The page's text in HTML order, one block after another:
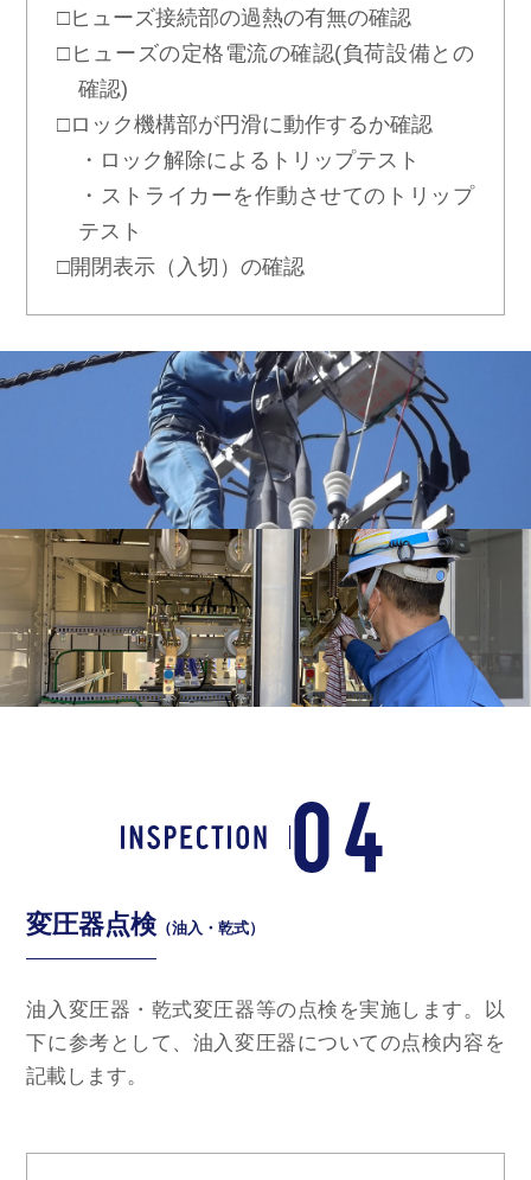
□ヒューズ接続部の過熱の有無の確認
□ヒューズの定格電流の確認(負荷設備との
確認)
□ロック機構部が円滑に動作するか確認
・ロック解除によるトリップテスト
・ストライカーを作動させてのトリップ
テスト
□開閉表示（入切）の確認
変圧器点検 （油入・乾式）
油入変圧器・乾式変圧器等の点検を実施します。以
下に参考として、油入変圧器についての点検内容を
記載します。